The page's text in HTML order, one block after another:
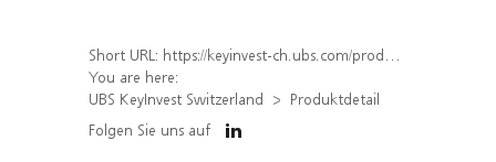
Short URL: https://keyinvest-ch.ubs.com/produkt/detail/index/isin/CH1567050435
You are here:
UBS KeyInvest Switzerland
Produktdetail
Folgen Sie uns auf